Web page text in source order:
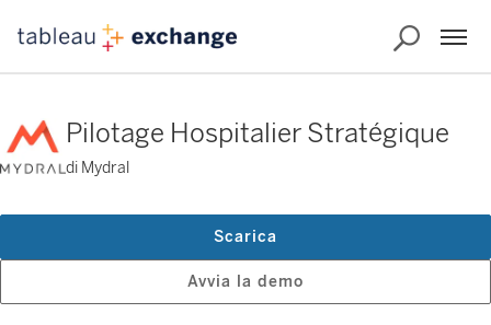
Pilotage Hospitalier Stratégique
di Mydral
Avvia la demo
Scarica